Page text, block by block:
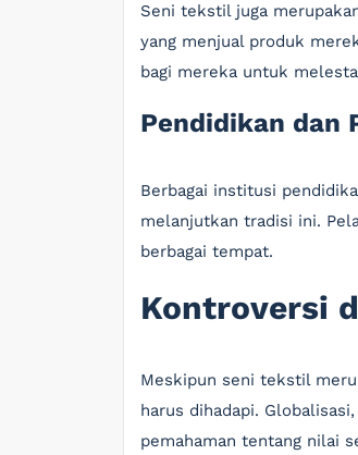
Seni tekstil juga
yang menjual produk
bagi mereka untuk
Pendidikan dan
Berbagai institusi
melanjutkan tradisi ini.
berbagai tempat.
Kontroversi
Meskipun seni tekstil
harus dihadapi.
pemahaman tentang nilai